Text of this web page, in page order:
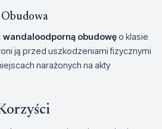
wandaloodporną obudowęo klasie
ją przed uszkodzeniami fizycznymi
narażonych na akty